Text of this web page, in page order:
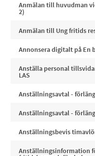
Anmälan till huvudman
2)
Anmälan till Ung fritids
Annonsera digitalt på En
Anställa personal
LAS
Anställningsavtal -
Anställningsavtal -
Anställningsbevis
Anställningsinformation